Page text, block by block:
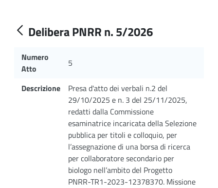
Delibera PNRR n. 5/2026
Numero
Atto
5
Descrizione
Presa d'atto dei verbali n.2 del
29/10/2025 e n. 3 del 25/11/2025,
redatti dalla Commissione
esaminatrice incaricata della Selezione
pubblica per titoli e colloquio, per
l’assegnazione di una borsa di ricerca
per collaboratore secondario per
biologo nell’ambito del Progetto
PNRR-TR1-2023-12378370. Missione